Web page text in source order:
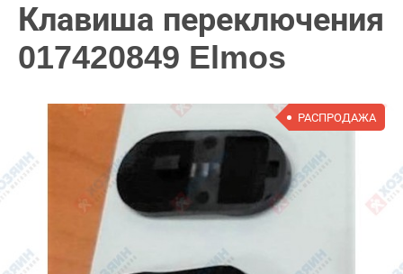
Клавиша переключения
017420849 Elmos
РАСПРОДАЖА